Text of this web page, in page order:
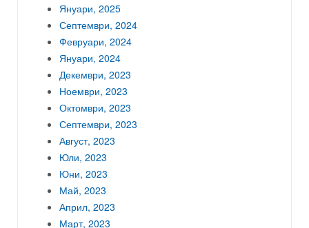
Януари, 2025
Септември, 2024
Февруари, 2024
Януари, 2024
Декември, 2023
Ноември, 2023
Октомври, 2023
Септември, 2023
Август, 2023
Юли, 2023
Юни, 2023
Май, 2023
Април, 2023
Март, 2023